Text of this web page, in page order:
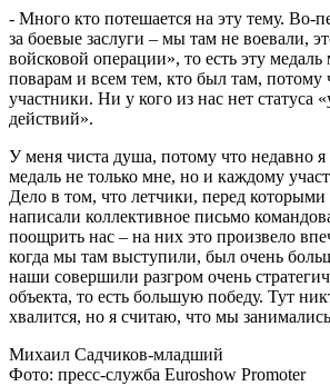
- Много кто потешается на эту тему. Во-
за боевые заслуги – мы там не воевали,
войсковой операции», то есть эту
поварам и всем тем, кто был там, потому
участники. Ни у кого из нас нет статуса
действий».
У меня чиста душа, потому что недавно я
медаль не только мне, но и каждому
Дело в том, что летчики, перед
написали коллективное письмо
поощрить нас – на них это произвело
когда мы там выступили, был очень
наши совершили разгром очень
объекта, то есть большую победу. Тут
хвалится, но я считаю, что мы
Михаил Садчиков-младший
Фото: пресс-служба Euroshow Promoter